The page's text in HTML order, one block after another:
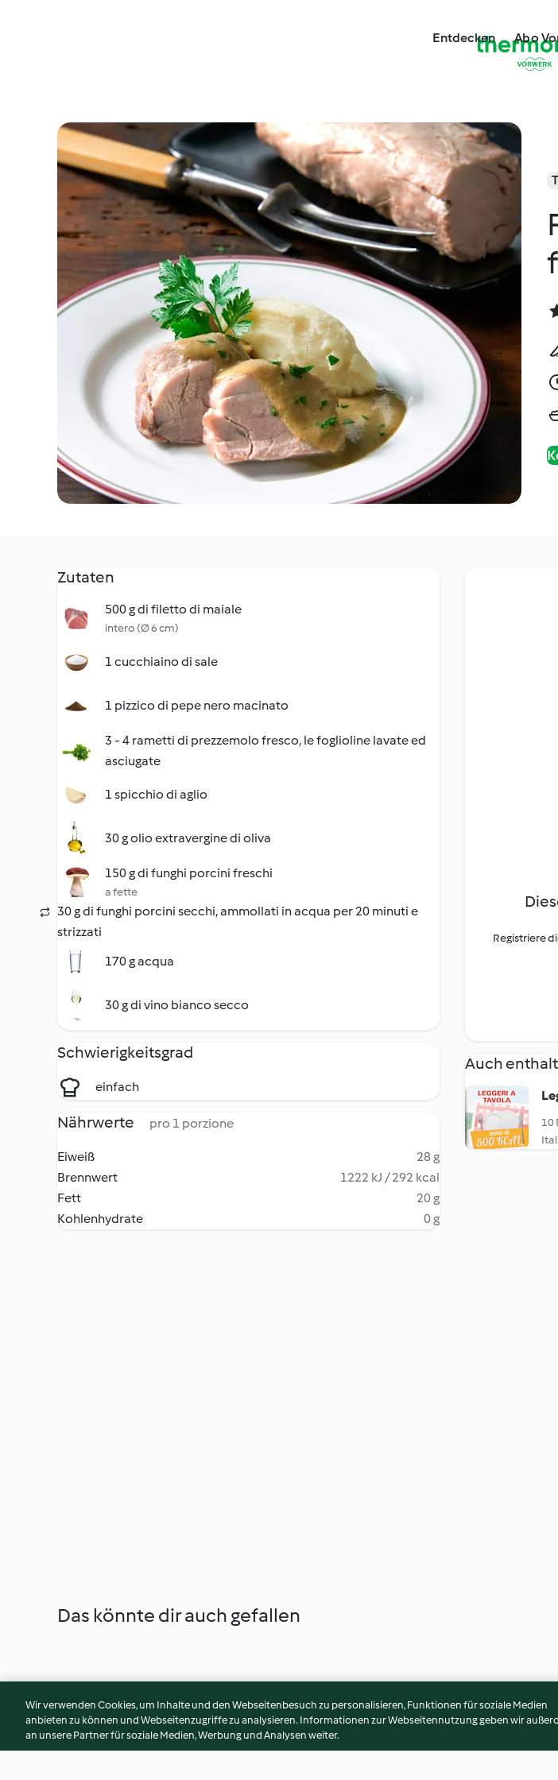
Entdecken Abo
Zutaten
500 g di filetto di maiale
intero (Ø 6 cm)
1 cucchiaino di sale
1 pizzico di pepe nero macinato
3 - 4 rametti di prezzemolo fresco, le foglioline lavate ed
asciugate
1 spicchio di aglio
30 g olio extravergine di oliva
150 g di funghi porcini freschi
a fette
30 g di funghi porcini secchi, ammollati in acqua per 20 minuti e
strizzati
170 g acqua
30 g di vino bianco secco
Schwierigkeitsgrad
einfach
Nährwerte pro 1 porzione
Eiweiß
28 g
Brennwert
1222 kJ / 292 kcal
Fett
20 g
Kohlenhydrate
0 g
Registriere
Auch
10
Das könnte dir auch gefallen
Wir verwenden Cookies, um Inhalte und den Webseitenbesuch zu personalisieren, Funktionen für soziale Medien
anbieten zu können und Webseitenzugriffe zu analysieren. Informationen zur Webseitennutzung geben wir
an unsere Partner für soziale Medien, Werbung und Analysen weiter.